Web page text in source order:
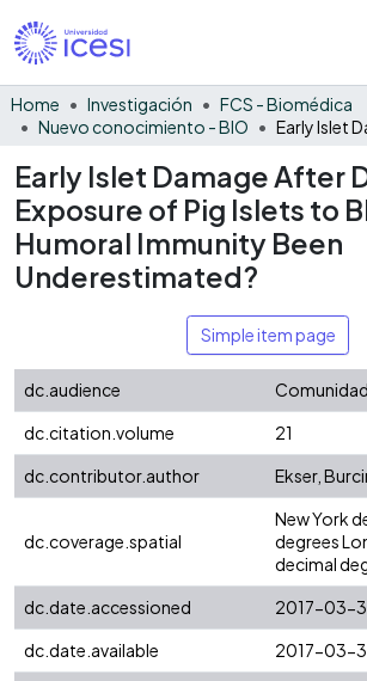
Home Investigación
FCS - Biomédica
Nuevo conocimiento - BIO
Early Islet Damage After
Exposure of Pig Islets to
Humoral Immunity Been
Underestimated?
Simple item page
dc.audience
dc.citation.volume
21
dc.contributor.author
Ekser,
dc.coverage.spatial
New York
degrees
decimal
dc.date.accessioned
2017-03-
dc.date.available
2017-03-